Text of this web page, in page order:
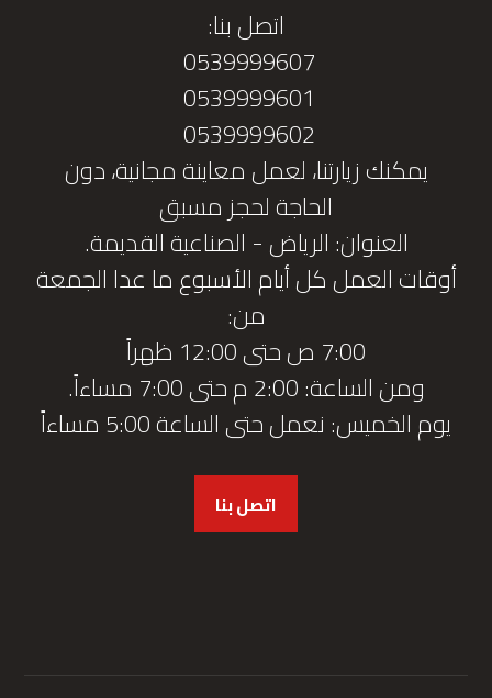
اتصل بنا:
0539999607
0539999601
0539999602
يمكنك زيارتنا، لعمل معاينة مجانية، دون
الحاجة لحجز مسبق
العنوان: الرياض - الصناعية القديمة.
أوقات العمل كل أيام الأسبوع ما عدا الجمعة
من:
7:00 ص حتى 12:00 ظهراً
ومن الساعة: 2:00 م حتى 7:00 مساءاً.
يوم الخميس: نعمل حتى الساعة 5:00 مساءاً
اتصل بنا